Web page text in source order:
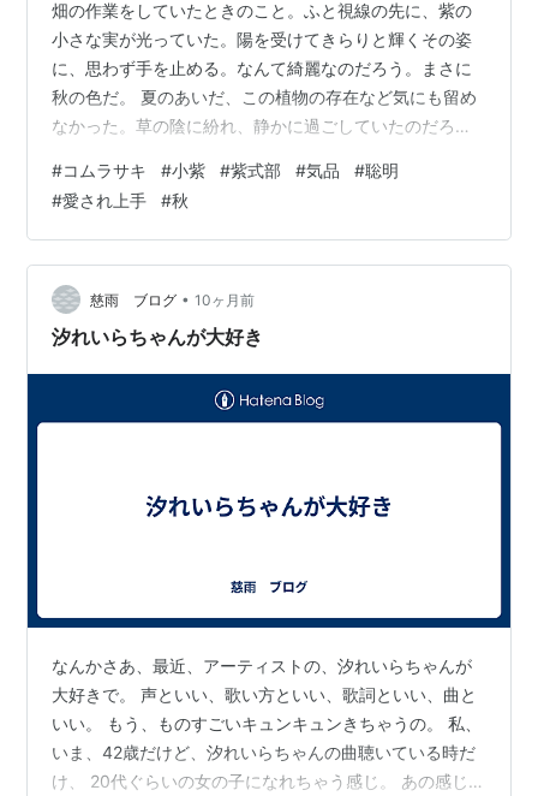
畑の作業をしていたときのこと。ふと視線の先に、紫の
小さな実が光っていた。陽を受けてきらりと輝くその姿
に、思わず手を止める。なんて綺麗なのだろう。まさに
秋の色だ。 夏のあいだ、この植物の存在など気にも留め
なかった。草の陰に紛れ、静かに過ごしていたのだろ
たく感じられる頃になって、ひときわ鮮やかに姿を現し
た。 調べてみると、「小紫（コムラサキ）」という名だ
と知った。よく似た「紫式部」という植物もあるが、こ
れはその近縁で、より小さく、枝いっぱいに実をつけ
る。控えめながらも気品があり、どこか楚々とした美し
さを感じる。 小紫の花言葉は、「知性」「聡明」「気…
#コムラサキ #小紫 #紫式部 #気品 #聡明
#愛され上手 #秋
慈雨 ブログ • 10ヶ月前
汐れいらちゃんが大好き
なんかさあ、最近、アーティストの、汐れいらちゃんが
大好きで。 声といい、歌い方といい、歌詞といい、曲と
いい。 もう、ものすごいキュンキュンきちゃうの。 私、
いま、42歳だけど、汐れいらちゃんの曲聴いている時だ
け、 20代ぐらいの女の子になれちゃう感じ。 あの感じが